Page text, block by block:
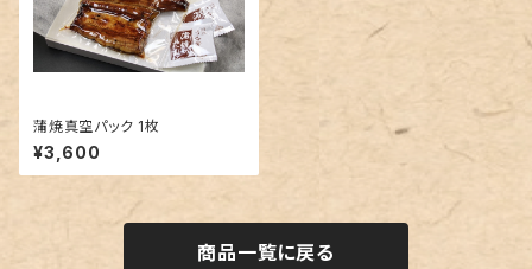
蒲焼真空パック 1枚
¥3,600
商品一覧に戻る